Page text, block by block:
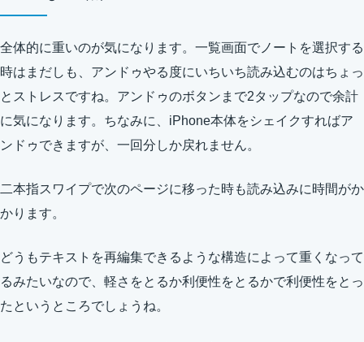
全体的に重いのが気になります。一覧画面でノートを選択する
時はまだしも、アンドゥやる度にいちいち読み込むのはちょっ
とストレスですね。アンドゥのボタンまで2タップなので余計
に気になります。ちなみに、iPhone本体をシェイクすればア
ンドゥできますが、一回分しか戻れません。
二本指スワイプで次のページに移った時も読み込みに時間がか
かります。
どうもテキストを再編集できるような構造によって重くなって
るみたいなので、軽さをとるか利便性をとるかで利便性をとっ
たというところでしょうね。